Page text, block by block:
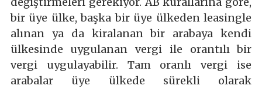
bir üye ülke, başka bir üye ülkeden leasingle
alınan ya da kiralanan bir arabaya kendi
ülkesinde uygulanan vergi ile orantılı bir
vergi uygulayabilir. Tam oranlı vergi ise
arabalar üye ülkede sürekli olarak